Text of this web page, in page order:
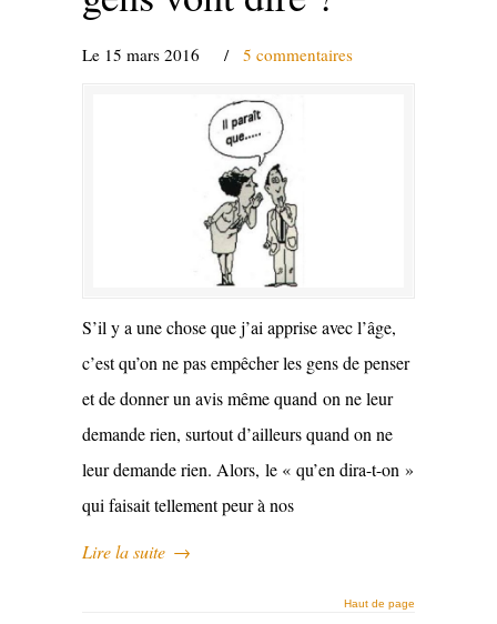
Le 15 mars 2016 / 5 commentaires
S’il y a une chose que j’ai apprise avec l’âge,
c’est qu’on ne pas empêcher les gens de penser
et de donner un avis même quand on ne leur
demande rien, surtout d’ailleurs quand on ne
leur demande rien. Alors, le « qu’en dira-t-on »
qui faisait tellement peur à nos
Lire la suite →
Haut de page